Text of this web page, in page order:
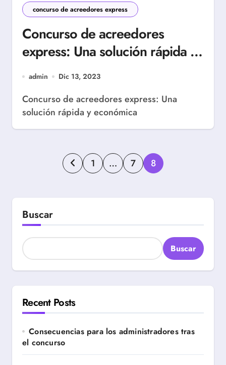
concurso de acreedores express
Concurso de acreedores
express: Una solución rápida y
económica
admin Dic 13, 2023
Concurso de acreedores express: Una
solución rápida y económica
Paginación
1 … 7 8
Buscar
Buscar
Recent Posts
Consecuencias para los administradores tras
el concurso